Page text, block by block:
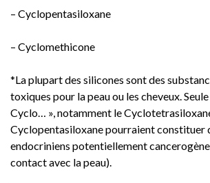
– Cyclopentasiloxane
– Cyclomethicone
*La plupart des silicones sont des
toxiques pour la peau ou les cheveux.
Cyclo… », notamment le
Cyclopentasiloxane pourraient constituer
endocriniens potentiellement
contact avec la peau).